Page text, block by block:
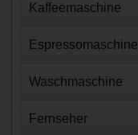
Kaffeemaschine
Espressomaschine
Waschmaschine
Fernseher